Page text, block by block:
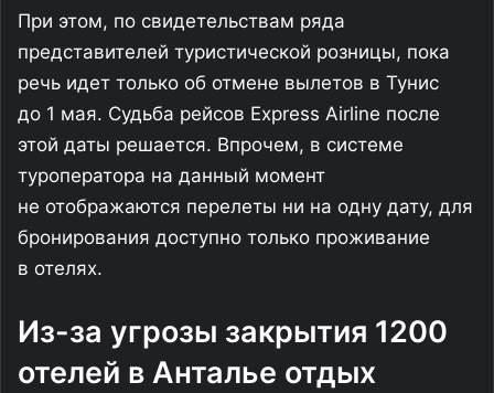
При этом, по свидетельствам ряда
представителей туристической розницы, пока
речь идет только об отмене вылетов в Тунис
до 1 мая. Судьба рейсов Express Airline после
этой даты решается. Впрочем, в системе
туроператора на данный момент
не отображаются перелеты ни на одну дату, для
бронирования доступно только проживание
в отелях.
Из-за угрозы закрытия 1200
отелей в Анталье отдых